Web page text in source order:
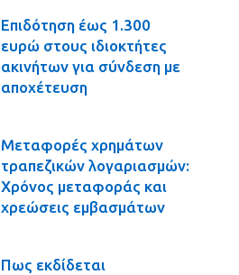
Επιδότηση έως 1.300
ευρώ στους ιδιοκτήτες
ακινήτων για σύνδεση με
αποχέτευση
Μεταφορές χρημάτων
τραπεζικών λογαριασμών:
Χρόνος μεταφοράς και
χρεώσεις εμβασμάτων
Πως εκδίδεται